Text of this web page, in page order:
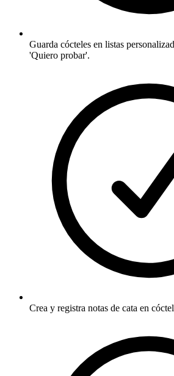
Guarda cócteles en listas
'Quiero probar'.
Crea y registra notas de cata en